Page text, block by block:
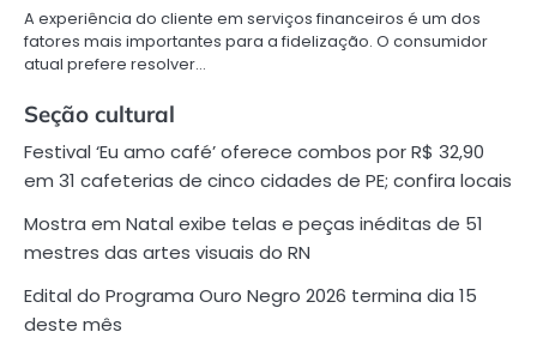
A experiência do cliente em serviços financeiros é um dos
fatores mais importantes para a fidelização. O consumidor
atual prefere resolver…
Seção cultural
Festival ‘Eu amo café’ oferece combos por R$ 32,90
em 31 cafeterias de cinco cidades de PE; confira locais
Mostra em Natal exibe telas e peças inéditas de 51
mestres das artes visuais do RN
Edital do Programa Ouro Negro 2026 termina dia 15
deste mês